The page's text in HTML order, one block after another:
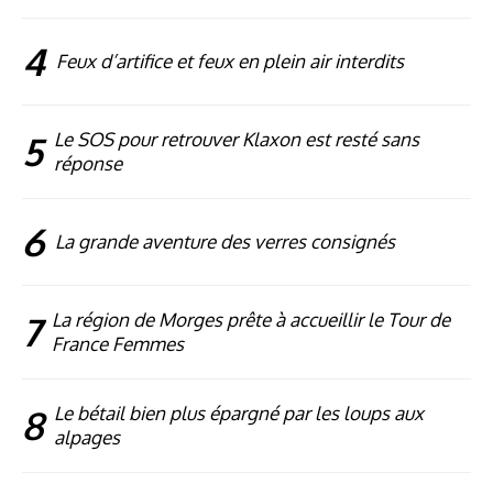
4 Feux d’artifice et feux en plein air interdits
5 Le SOS pour retrouver Klaxon est resté sans
réponse
6 La grande aventure des verres consignés
7 La région de Morges prête à accueillir le Tour de
France Femmes
8 Le bétail bien plus épargné par les loups aux
alpages